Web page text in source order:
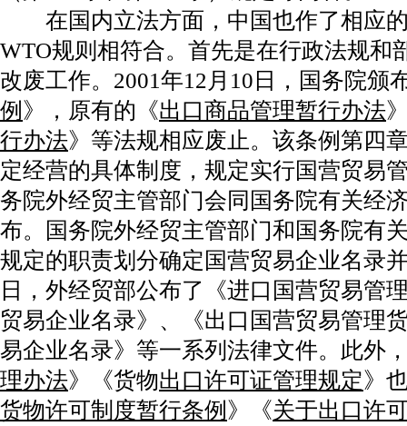
在国内立法方面，中国也作了相应的
WTO规则相符合。首先是在行政法规和
改废工作。2001年12月10日，国务院颁
例 》，原有的《出口商品管理暂行办法
行办法》等法规相应废止。该条例第四
定经营的具体制度，规定实行国营贸易
务院外经贸主管部门会同国务院有关经
布。国务院外经贸主管部门和国务院有
规定的职责划分确定国营贸易企业名录
日，外经贸部公布了《进口国营贸易管
贸易企业名录》、《出口国营贸易管理
易企业名录》等一系列法律文件。此外
理办法》《货物出口许可证管理规定》
货物许可制度暂行条例 》《关于出口许